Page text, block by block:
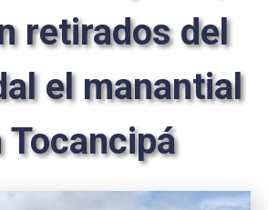
retirados del
el manantial
Tocancipá